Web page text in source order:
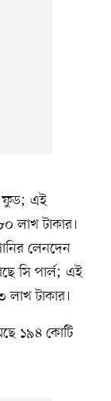
ফুড; এই
লাখ টাকার।
লেনদেন
সি পার্ল; এই
লাখ টাকার।
১৯৪ কোটি